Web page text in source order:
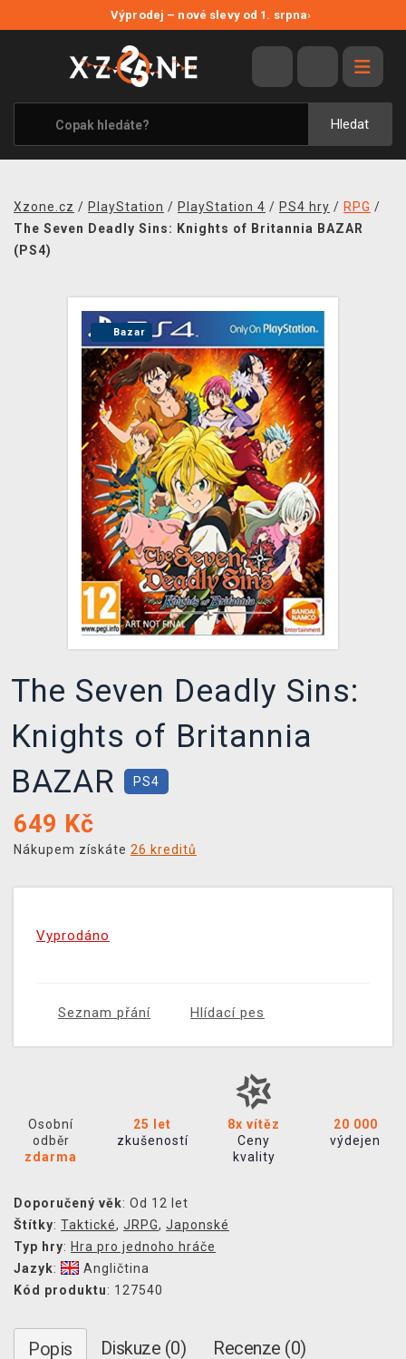
Výprodej – nové slevy od 1. srpna›
Hledat
VÝPRODEJ
VIDEOHRY
XZONE ORIGINALS
TÉMATIKY
MERCHANDISE
KONTAKT
PRODEJNY
DOPRAVA
XZONE KLUB
TCG & BOARDGAME HUB
VÝKUP HER (BAZAR)
Xzone.cz / PlayStation / PlayStation 4 / PS4 hry / RPG /
The Seven Deadly Sins: Knights of Britannia BAZAR
(PS4)
Bazar
The Seven Deadly Sins:
Knights of Britannia
BAZAR
PS4
649 Kč
Nákupem získáte 26 kreditů
Vyprodáno
Seznam přání Hlídací pes
Osobní
odběr
zdarma
25 let
zkušeností
8x vítěz
Ceny
kvality
20 000
výdejen
Doporučený věk: Od 12 let
Štítky: Taktické, JRPG, Japonské
Typ hry: Hra pro jednoho hráče
Jazyk:
Angličtina
Kód produktu: 127540
Popis Diskuze (0) Recenze (0)